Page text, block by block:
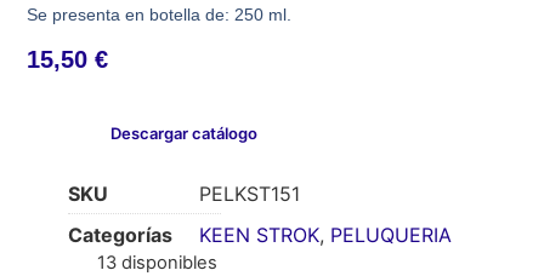
Se presenta en botella de: 250 ml.
15,50€
Descargar catálogo
SKU
PELKST151
Categorías
KEEN STROK, PELUQUERIA
13 disponibles